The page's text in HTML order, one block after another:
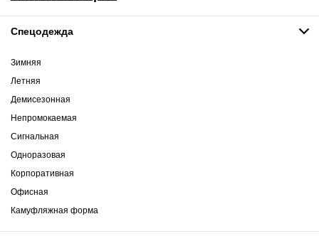
Спецодежда
Зимняя
Летняя
Демисезонная
Непромокаемая
Сигнальная
Одноразовая
Корпоративная
Офисная
Камуфляжная форма